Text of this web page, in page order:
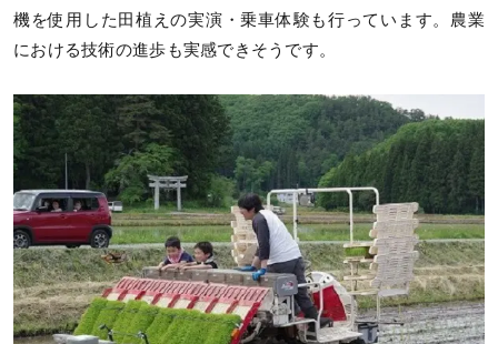
機を使用した田植えの実演・乗車体験も行っています。農業
における技術の進歩も実感できそうです。